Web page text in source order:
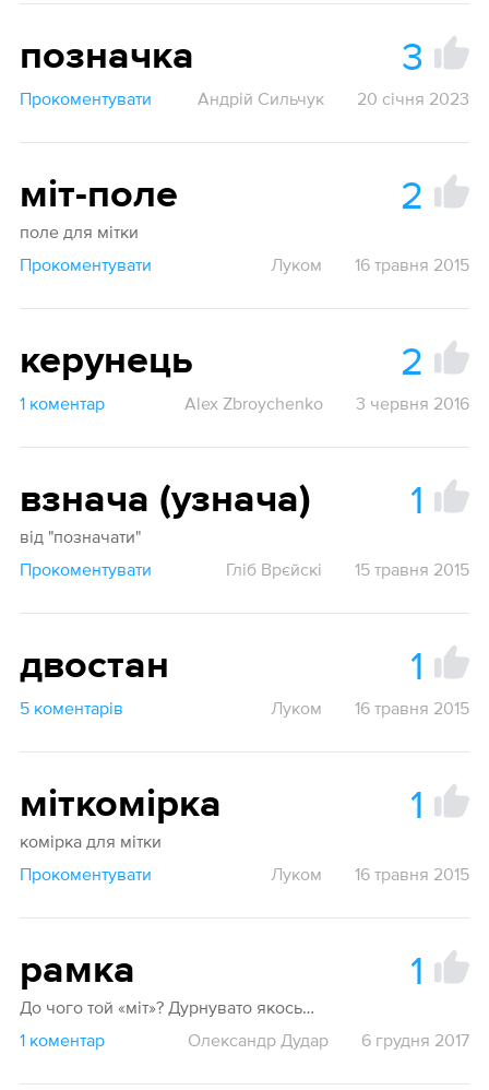
позначка 3
Прокоментувати Андрій Сильчук 20 січня 2023
міт-поле 2
поле для мітки
Прокоментувати
Луком 16 травня 2015
керунець 2
1 коментар Alex Zbroychenko 3 червня 2016
взнача (узнача) 1
від "позначати"
Прокоментувати
Гліб Врєйскі 15 травня 2015
двостан 1
5 коментарів Луком 16 травня 2015
міткомірка 1
комірка для мітки
Прокоментувати
Луком 16 травня 2015
рамка 1
До чого той «міт»? Дурнувато якось…
1 коментар
Олександр Дудар 6 грудня 2017